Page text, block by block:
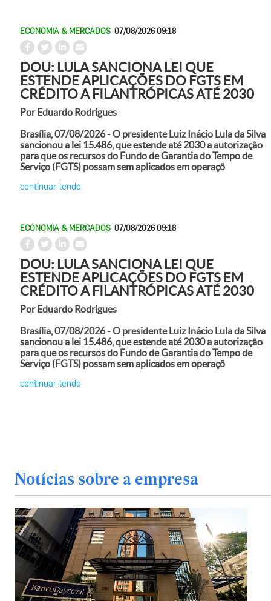
ECONOMIA & MERCADOS 07/08/2026 09:18
DOU: LULA SANCIONA LEI QUE
ESTENDE APLICAÇÕES DO FGTS EM
CRÉDITO A FILANTRÓPICAS ATÉ 2030
Por Eduardo Rodrigues
Brasília, 07/08/2026 - O presidente Luiz Inácio Lula da Silva
sancionou a lei 15.486, que estende até 2030 a autorização
para que os recursos do Fundo de Garantia do Tempo de
Serviço (FGTS) possam sem aplicados em operaçõ
continuar lendo
ECONOMIA & MERCADOS 07/08/2026 09:18
DOU: LULA SANCIONA LEI QUE
ESTENDE APLICAÇÕES DO FGTS EM
CRÉDITO A FILANTRÓPICAS ATÉ 2030
Por Eduardo Rodrigues
Brasília, 07/08/2026 - O presidente Luiz Inácio Lula da Silva
sancionou a lei 15.486, que estende até 2030 a autorização
para que os recursos do Fundo de Garantia do Tempo de
Serviço (FGTS) possam sem aplicados em operaçõ
continuar lendo
Notícias sobre a empresa